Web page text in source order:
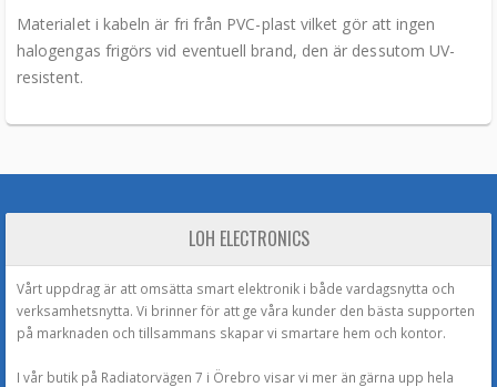
Materialet i kabeln är fri från PVC-plast vilket gör att ingen
halogengas frigörs vid eventuell brand, den är dessutom UV-
resistent.
LOH ELECTRONICS
Vårt uppdrag är att omsätta smart elektronik i både vardagsnytta och
verksamhetsnytta. Vi brinner för att ge våra kunder den bästa supporten
på marknaden och tillsammans skapar vi smartare hem och kontor.
I vår butik på Radiatorvägen 7 i Örebro visar vi mer än gärna upp hela